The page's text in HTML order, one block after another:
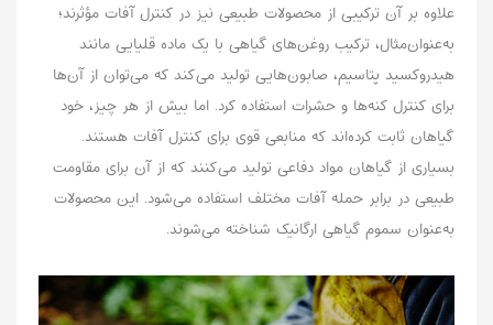
علاوه بر آن ترکیبی از محصولات طبیعی نیز در کنترل آفات مؤثرند؛
به‌عنوان‌مثال، ترکیب روغن‌های گیاهی با یک ماده قلیایی مانند
هیدروکسید پتاسیم، صابون‌هایی تولید می‌کند که می‌توان از آن‌ها
برای کنترل کنه‌ها و حشرات استفاده کرد. اما بیش از هر چیز، خود
گیاهان ثابت کرده‌اند که منابعی قوی برای کنترل آفات هستند.
بسیاری از گیاهان مواد دفاعی‌ تولید می‌کنند که از آن‌ برای مقاومت
طبیعی در برابر حمله آفات مختلف استفاده می‌شود. این محصولات
به‌عنوان سموم گیاهی ارگانیک شناخته می‌شوند.